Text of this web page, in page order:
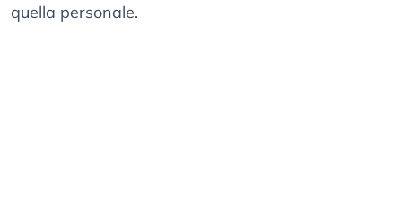
quella personale.